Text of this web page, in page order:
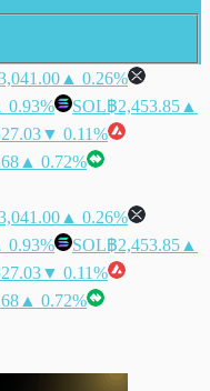
▲ 0.26%
0.93% SOL฿2,453.85 ▲
▼ 0.11%
▲ 0.72%
▲ 0.26%
0.93% SOL฿2,453.85 ▲
▼ 0.11%
▲ 0.72%